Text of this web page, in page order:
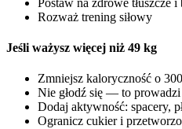
Rozważ trening siłowy
Jeśli ważysz więcej niż 49 kg
Zmniejsz kaloryczność o
Nie głodź się — to
Dodaj aktywność: spacery,
Ogranicz cukier i